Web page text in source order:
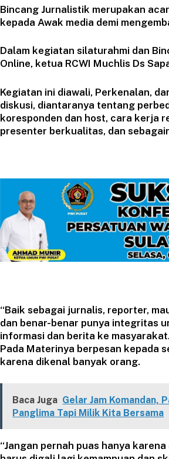
Bincang Jurnalistik merupakan
kepada Awak media demi
Dalam kegiatan silaturahmi dan
Online, ketua RCWI Muchlis Ds
Kegiatan ini diawali, Perkenalan,
diskusi, diantaranya tentang
koresponden dan host, cara kerja
presenter berkualitas, dan
“Baik sebagai jurnalis, reporter,
dan benar-benar punya integritas
informasi dan berita ke
Pada Materinya berpesan kepada
karena dikenal banyak orang.
Baca Juga Gelar Jam Komandan,
Panglima Tapi Milik Kita Bersama
“Jangan pernah puas hanya